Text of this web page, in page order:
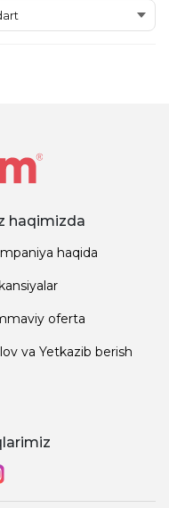
haqimizda
haqida
oferta
va Yetkazib berish